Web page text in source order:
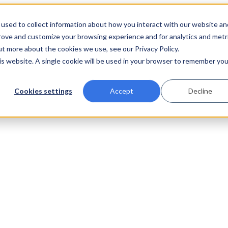
to collect information about how you interact with our website
and customize your browsing experience and for analytics and
about the cookies we use, see our Privacy Policy.
A single cookie will be used in your browser to remember
Cookies settings Accept Decline